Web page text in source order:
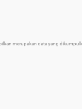
merupakan data yang